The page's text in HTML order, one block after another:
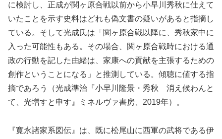
に検討し、正成が関ヶ原合戦以前から小早川秀秋に仕えて
いたことを示す史料はどれも偽文書の疑いがあると指摘し
ている。そして光成氏は「関ヶ原合戦以降に、秀秋家中に
入った可能性もある。その場合、関ヶ原合戦時における通
政の行動を記した由緒は、家康への貢献を主張するための
創作ということになる」と推測している。傾聴に値する指
摘であろう（光成準治『小早川隆景・秀秋 消え候わんと
て、光増すと申す』ミネルヴァ書房、2019年）。
『寛永諸家系図伝』は、既に松尾山に西軍の武将である伊